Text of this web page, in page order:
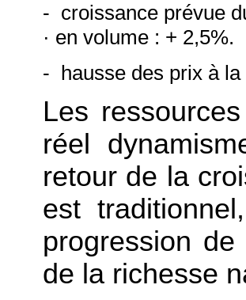
- croissance prévue
· en volume : + 2,5%.
- hausse des prix à la
Les
réel
retour de la
est
progression
de la richesse